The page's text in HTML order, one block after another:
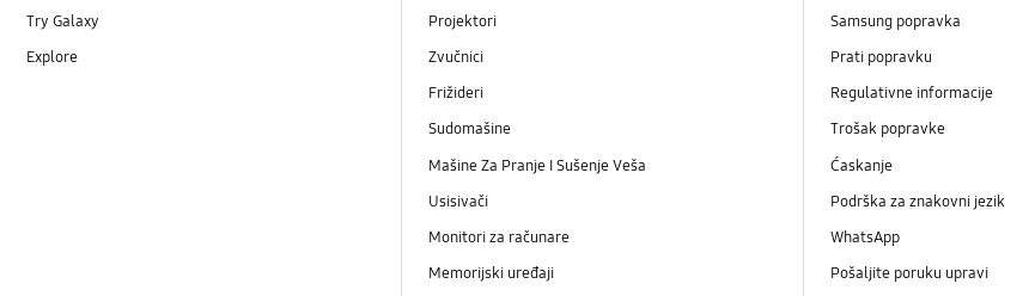
Try Galaxy
Explore
Projektori
Zvučnici
Frižideri
Sudomašine
Mašine Za Pranje I Sušenje Veša
Usisivači
Monitori za računare
Memorijski uređaji
Samsung popravka
Prati popravku
Regulativne informacije
Trošak popravke
Ćaskanje
Podrška za znakovni jezik
WhatsApp
Pošaljite poruku upravi